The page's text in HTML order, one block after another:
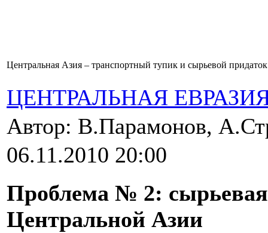
Центральная Азия – транспортный тупик и сырьевой
ЦЕНТРАЛЬНАЯ
Автор: В.Парамонов,
06.11.2010 20:00
Проблема № 2:
Центральной Азии